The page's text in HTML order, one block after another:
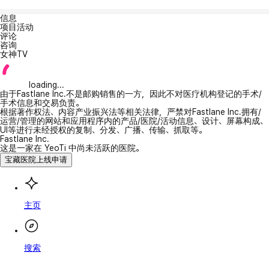
信息
项目活动
评论
咨询
女神TV
loading...
由于Fastlane Inc.不是邮购销售的一方，因此不对医疗机构登记的手术/
手术信息和交易负责。
根据著作权法、内容产业振兴法等相关法律，严禁对Fastlane Inc.拥有/
运营/管理的网站和应用程序内的产品/医院/活动信息、设计、屏幕构成、
UI等进行未经授权的复制、分发、广播、传输、抓取等。
Fastlane Inc.
这是一家在 YeoTi 中尚未活跃的医院。
宝藏医院上线申请
主页
搜索